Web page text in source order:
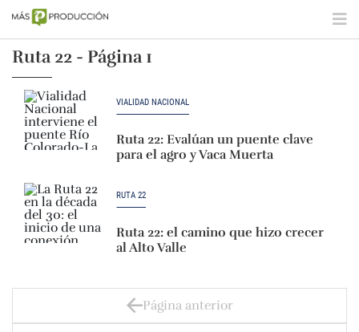
Ruta 22 - Página 1
VIALIDAD NACIONAL
Ruta 22: Evalúan un puente clave
para el agro y Vaca Muerta
RUTA 22
Ruta 22: el camino que hizo crecer
al Alto Valle
Página anterior